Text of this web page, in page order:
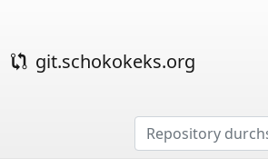
git.schokokeks.org